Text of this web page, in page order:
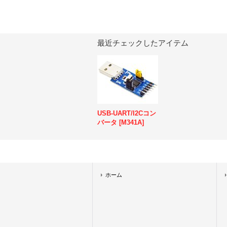
最近チェックしたアイテム
USB-UART/I2Cコン
バータ [M341A]
ホーム